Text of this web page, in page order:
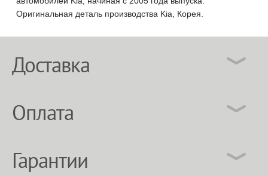
Оригинальная деталь производства Kia, Корея.
Доставка
Оплата
Гарантии